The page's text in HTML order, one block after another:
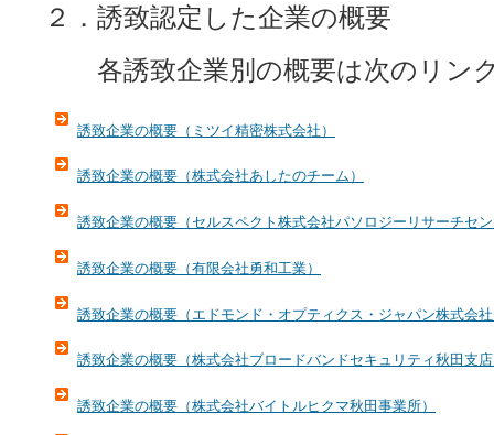
２．誘致認定した企業の概要
各誘致企業別の概要は次のリン
誘致企業の概要（ミツイ精密株式会社）
誘致企業の概要（株式会社あしたのチーム）
誘致企業の概要（セルスペクト株式会社パソロジーリサーチセ
誘致企業の概要（有限会社勇和工業）
誘致企業の概要（エドモンド・オプティクス・ジャパン株式会
誘致企業の概要（株式会社ブロードバンドセキュリティ秋田支
誘致企業の概要（株式会社バイトルヒクマ秋田事業所）